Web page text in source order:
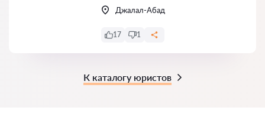
Джалал-Абад
17 1
К каталогу юристов